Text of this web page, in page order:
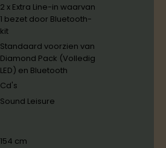
2 x Extra Line-in waarvan
1 bezet door Bluetooth-
kit
Standaard voorzien van
Diamond Pack (Volledig
LED) en Bluetooth
Cd's
Sound Leisure
154 cm